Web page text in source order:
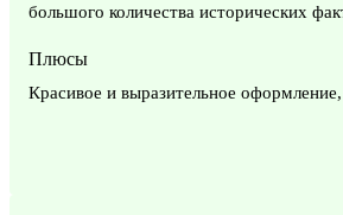
большого количества исторических
Плюсы
Красивое и выразительное